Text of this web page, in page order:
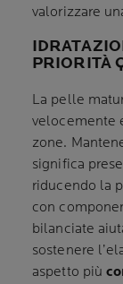
valorizzare
PRIORITÀ
La pelle
velocemente
zone.
significa
riducendo la
con
bilanciate
sostenere
aspetto più